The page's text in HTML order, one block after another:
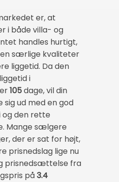
er, at
i både villa- og
handles hurtigt,
særlige kvaliteter
liggetid. Da den
i
105dage, vil din
sig ud med en god
den rette
Mange sælgere
der er sat for højt,
prisnedslag lige nu
prisnedsættelse fra
på3.4